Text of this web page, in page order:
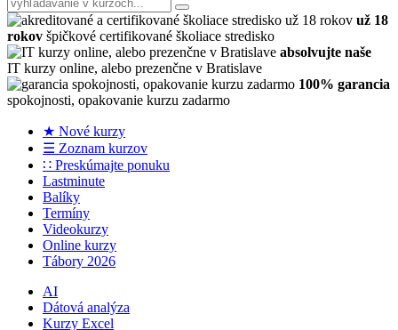
už 18
rokov špičkové certifikované školiace stredisko
absolvujte naše
IT kurzy online, alebo prezenčne v Bratislave
100% garancia
spokojnosti, opakovanie kurzu zadarmo
★ Nové kurzy
☰ Zoznam kurzov
∷ Preskúmajte ponuku
Lastminute
Balíky
Termíny
Videokurzy
Online kurzy
Tábory 2026
AI
Dátová analýza
Kurzy Excel